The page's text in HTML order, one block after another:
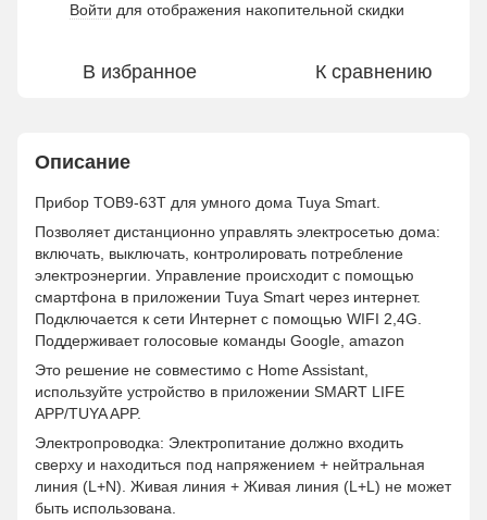
Войти для отображения накопительной скидки
В избранное К сравнению
Описание
Прибор TOB9-63T для умного дома Tuya Smart.
Позволяет дистанционно управлять электросетью дома:
включать, выключать, контролировать потребление
электроэнергии. Управление происходит с помощью
смартфона в приложении Tuya Smart через интернет.
Подключается к сети Интернет с помощью WIFI 2,4G.
Поддерживает голосовые команды Google, amazon
Это решение не совместимо с Home Assistant,
используйте устройство в приложении SMART LIFE
APP/TUYA APP.
Электропроводка: Электропитание должно входить
сверху и находиться под напряжением + нейтральная
линия (L+N). Живая линия + Живая линия (L+L) не может
быть использована.